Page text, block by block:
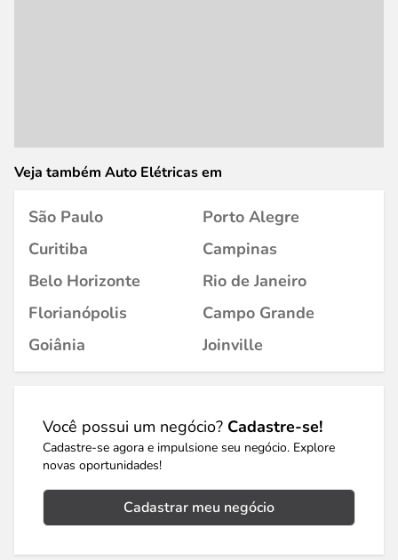
Veja também Auto Elétricas em
São Paulo
Porto Alegre
Curitiba
Campinas
Belo Horizonte
Rio de Janeiro
Florianópolis
Campo Grande
Goiânia
Joinville
Você possui um negócio? Cadastre-se!
Cadastre-se agora e impulsione seu negócio. Explore
novas oportunidades!
Cadastrar meu negócio